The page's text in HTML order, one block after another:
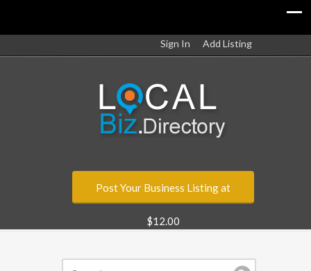
Sign In Add Listing
Post Your Business Listing at
$12.00